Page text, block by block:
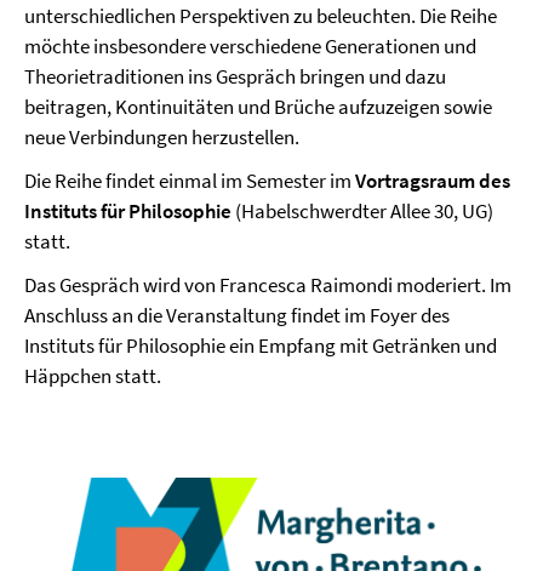
unterschiedlichen Perspektiven zu beleuchten. Die Reihe
möchte insbesondere verschiedene Generationen und
Theorietraditionen ins Gespräch bringen und dazu
beitragen, Kontinuitäten und Brüche aufzuzeigen sowie
neue Verbindungen herzustellen.
Die Reihe findet einmal im Semester imVortragsraum des
Instituts für Philosophie (Habelschwerdter Allee 30, UG)
statt.
Das Gespräch wird von Francesca Raimondi moderiert. Im
Anschluss an die Veranstaltung findet im Foyer des
Instituts für Philosophie ein Empfang mit Getränken und
Häppchen statt.